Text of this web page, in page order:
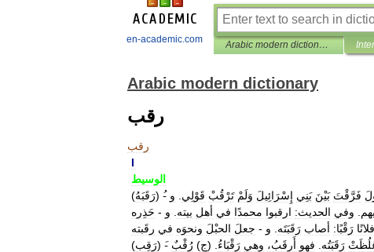
en-academic.com Arabic modern dictionary
Arabic modern dictionary
رقب
رقب
I
الوسيط
(رَقَبَهُ) - فَرَّقْتَ بَيْنَ بَنِي إِسْرَائِيلَ وَلَمْ تَرْقُبْ قَوْلِي
و
وفي الحديث: ارقبوا محمدًا في أهل بيته و - حَذِره
فلانًا رَقْبًا: أصاب رَقَبَتَه و - جعلَ الحبْلَ ونحوَه في رقَبته
(رَقِب) - رَقَبَتُه فهو أَرقَبُ، وهي رَقْبَاءُ . (ج) رُقْبٌ